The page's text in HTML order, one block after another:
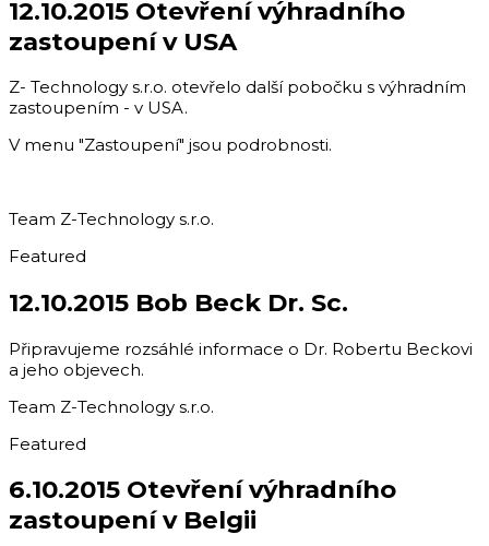
12.10.2015 Otevření výhradního
zastoupení v USA
Z- Technology s.r.o. otevřelo další pobočku s výhradním
zastoupením - v USA.
V menu "Zastoupení" jsou podrobnosti.
Team Z-Technology s.r.o.
Featured
12.10.2015 Bob Beck Dr. Sc.
Připravujeme rozsáhlé informace o Dr. Robertu Beckovi
a jeho objevech.
Team Z-Technology s.r.o.
Featured
6.10.2015 Otevření výhradního
zastoupení v Belgii